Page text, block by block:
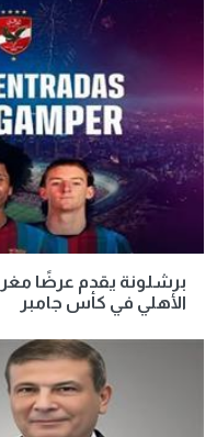
برشلونة يقدم عرضًا
الأهلي في كأس جامبر